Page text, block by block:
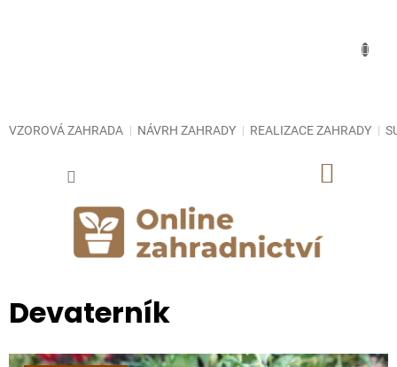
VZOROVÁ ZAHRADA NÁVRH ZAHRADY REALIZACE ZAHRADY
Devaterník